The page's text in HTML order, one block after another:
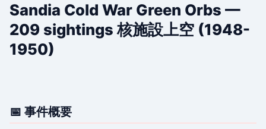
Sandia Cold War Green Orbs —
209 sightings 核施設上空 (1948-
1950)
📅 事件概要